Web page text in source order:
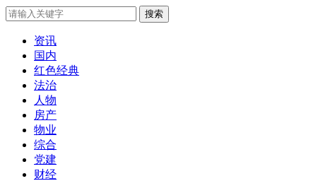
搜索
资讯
国内
红色经典
法治
人物
房产
物业
综合
党建
财经